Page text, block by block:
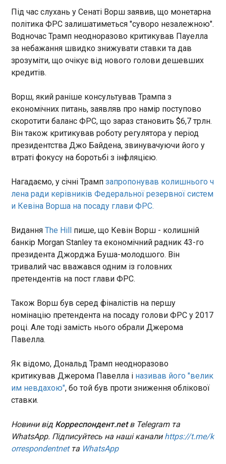
На Херсонщині розширили обов'язкову
евакуацію
15:14:29
На Херсонщині оголосили обов’язкову
евакуацію дітей разом із батьками з селищ
громади. Про це повідомляє Херсонська МВА за
результатами засідання Ради оборони області у
четвер, 14 травня.
ЧИТАТЬ
Ухилення від мобілізації: викрито ще п'ять
схем
Служба безпеки та Національна поліція
заблокували п’ять нових схем ухилення від
мобілізації і затримали організаторів оборудок.
травня. За суми від 5000 до 35 000 доларів
ділки пропонували військовозобов’язаним
уникнути призову через підроблені документи
або допомагали втекти за кордон поза
пунктами пропуску. Так, на Київщині затримали
заступника керівника громадської організації,
в обхід контрольно-пропускних постів.
Правоохоронці затримали зловмисника на
місцевій АЗС, де він мав забрати клієнта та
довезти його до західного кордону, а звідти -
Львівській області викрили на "ухилянтських
схемах" трьох членів військово-лікарської
комісії при одному з місцевих ТЦК, серед яких
психіатр, невропатолог та хірург. Лікарі
фальсифікували діагнози військовозобов’язаних
здоров’я" для відстрочки від призову. На
Житомирщині затримали місцевого
військовослужбовця та співробітника районного
ТЦК з Волині, які організували нелегальний
ЧИТАТЬ
результати тестів пасажирів лайнера
15:05:35
Французи, що перебували під медичним
наглядом після контакту з інфікованими
хантавірусом, (ідеться про 26 осіб) мають
лікарняній ізоляції через тривалий інкубаційний
період хвороби - 42 дні. Про це повідомила
глава МОЗ Франції Стефані Ріст у соцмережі X.
ЧИТАТЬ
обіцяла дати директорка заповідника "Бабин
Яр"
15:03:26
Під час слухань у Сенаті Ворш заявив, що монетарна
політика ФРС залишатиметься "суворо незалежною".
Водночас Трамп неодноразово критикував Пауелла
за небажання швидко знижувати ставки та дав
зрозуміти, що очікує від нового голови дешевших
кредитів.
Ворш, який раніше консультував Трампа з
економічних питань, заявляв про намір поступово
скоротити баланс ФРС, що зараз становить $6,7 трлн.
Він також критикував роботу регулятора у період
президентства Джо Байдена, звинувачуючи його у
втраті фокусу на боротьбі з інфляцією.
Нагадаємо, у січні Трампзапропонував колишнього ч
лена ради керівників Федеральної резервної систем
и Кевіна Ворша на посаду глави ФРС.
ВиданняThe Hill пише, що Кевін Ворш - колишній
банкір Morgan Stanley та економічний радник 43-го
президента Джорджа Буша-молодшого. Він
тривалий час вважався одним із головних
претендентів на пост глави ФРС.
Також Ворш був серед фіналістів на першу
номінацію претендента на посаду голови ФРС у 2017
році. Але тоді замість нього обрали Джерома
Павелла.
Як відомо, Дональд Трамп неодноразово
критикував Джерома Павелла і називав його "велик
им невдахою", бо той був проти зниження облікової
ставки.
Новини від Корреспондент.netв Telegram та
WhatsApp. Підписуйтесь на наші канали https://t.me/k
orrespondentnetта WhatsApp